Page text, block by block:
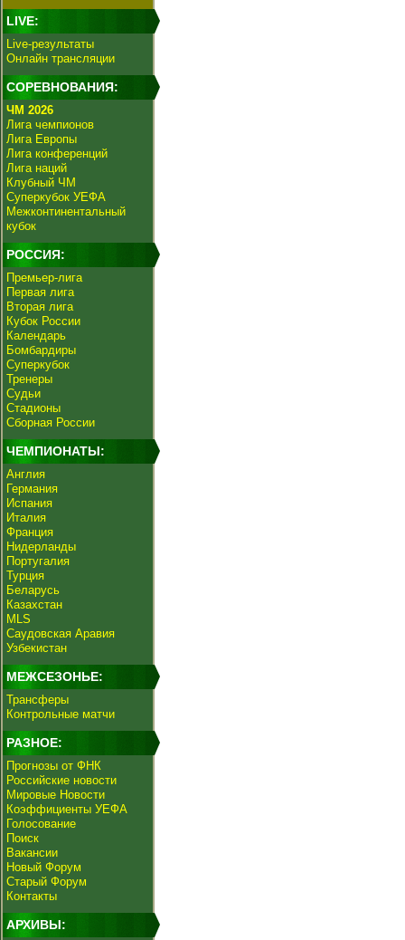
LIVE:
Live-результаты
Онлайн трансляции
СОРЕВНОВАНИЯ:
ЧМ 2026
Лига чемпионов
Лига Европы
Лига конференций
Лига наций
Клубный ЧМ
Суперкубок УЕФА
Межконтинентальный
кубок
РОССИЯ:
Премьер-лига
Первая лига
Вторая лига
Кубок России
Календарь
Бомбардиры
Суперкубок
Тренеры
Судьи
Стадионы
Сборная России
ЧЕМПИОНАТЫ:
Англия
Германия
Испания
Италия
Франция
Нидерланды
Португалия
Турция
Беларусь
Казахстан
MLS
Саудовская Аравия
Узбекистан
МЕЖСЕЗОНЬЕ:
Трансферы
Контрольные матчи
РАЗНОЕ:
Прогнозы от ФНК
Российские новости
Мировые Новости
Коэффициенты УЕФА
Голосование
Поиск
Вакансии
Новый Форум
Старый Форум
Контакты
АРХИВЫ: